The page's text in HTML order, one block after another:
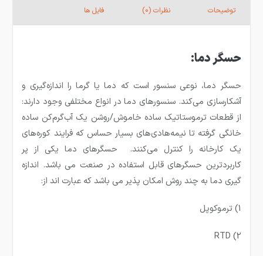
توضیحات نظرات (0) فایل ها
حسگر دما:
حسگر دما، نوعی سنسور است که دما یا گرما را اندازه‌گیری و
آشکارسازی می‌کند. سنسورهای دما در انواع مختلفی وجود دارند:
از قطعات ترموستاتیک ساده خاموش/روشن یک آب‌گرم‌کن ساده
خانگی گرفته تا نیمه‌هادی‌های بسیار حساس که فرایند کوره‌های
یک کارخانه را کنترل می‌کنند. حسگرهای دما یکی از پر
کاربردترین حسگرهای قابل استفاده در صنعت می باشد. اندازه
گیری دما به چند روش امکان پذیر می باشد که عبارت اند از:
1) ترموکوپل
2) RTD